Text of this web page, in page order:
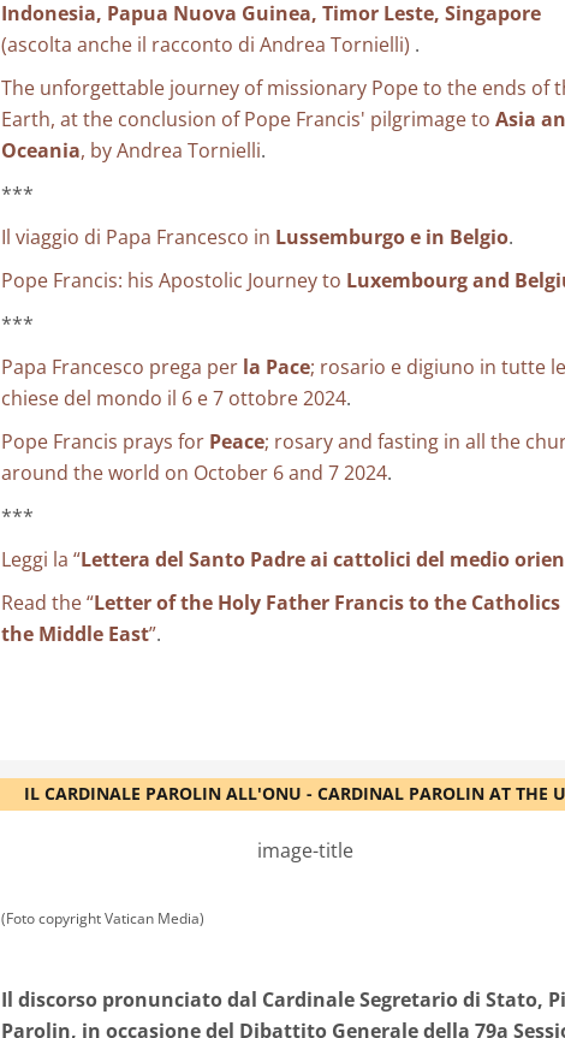
Indonesia, Papua Nuova Guinea, Timor Leste, Singapore
(ascolta anche il racconto di Andrea Tornielli) .
The unforgettable journey of missionary Pope to the ends of
Earth, at the conclusion of Pope Francis' pilgrimage to Asia
Oceania, by Andrea Tornielli.
***
Il viaggio di Papa Francesco in Lussemburgo e in Belgio.
Pope Francis: his Apostolic Journey to Luxembourg and
***
Papa Francesco prega per la Pace; rosario e digiuno in tutte le
chiese del mondo il 6 e 7 ottobre 2024.
Pope Francis prays for Peace; rosary and fasting in all the
around the world on October 6 and 7 2024.
***
Leggi la “Lettera del Santo Padre ai cattolici del medio
Read the “Letter of the Holy Father Francis to the Catholics
the Middle East”.
IL CARDINALE PAROLIN ALL'ONU - CARDINAL PAROLIN AT THE
(Foto copyright Vatican Media)
Il discorso pronunciato dal Cardinale Segretario di Stato,
Parolin, in occasione del Dibattito Generale della 79a